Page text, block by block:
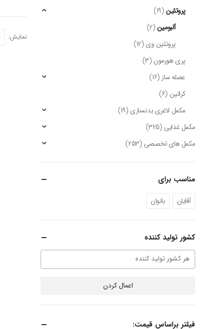
نمایش:
پروتئین(19)
آلبومین(2)
پروتئین وی(12)
پری هورمون(3)
عضله ساز (16)
کراتین (6)
مکمل لاغری بدنسازی(19)
مکمل غذایی (325)
مکمل های تخصصی (253)
مناسب برای
آقایان بانوان
کشور تولید کننده
اعمال کردن
فیلتر براساس قیمت: